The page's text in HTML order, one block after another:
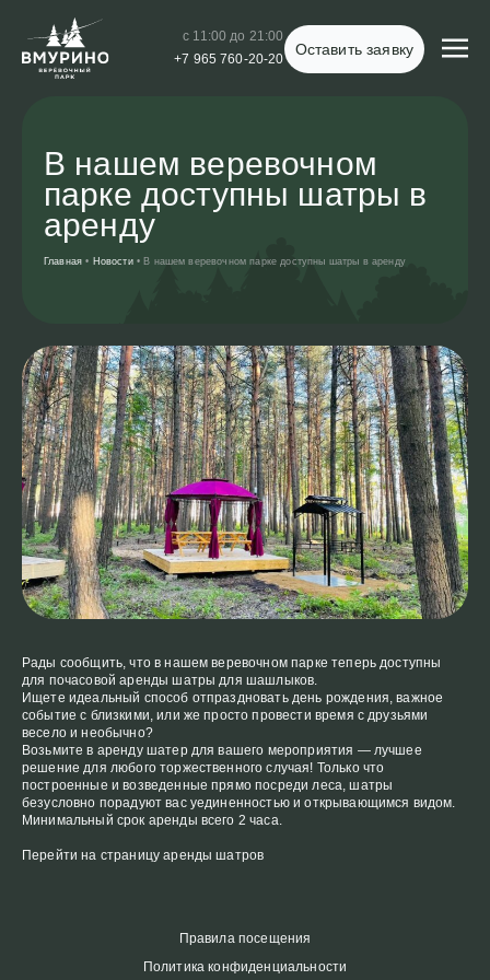
с 11:00 до 21:00
+7 965 760-20-20
Оставить заявку
В нашем веревочном
парке доступны шатры в
аренду
Главная • Новости• В нашем веревочном парке доступны шатры в аренду
Рады сообщить, что в нашем веревочном парке теперь доступны
для почасовой аренды шатры для шашлыков.
Ищете идеальный способ отпраздновать день рождения, важное
событие с близкими, или же просто провести время с друзьями
весело и необычно?
Возьмите в аренду шатер для вашего мероприятия — лучшее
решение для любого торжественного случая! Только что
построенные и возведенные прямо посреди леса, шатры
безусловно порадуют вас уединенностью и открывающимся видом.
Минимальный срок аренды всего 2 часа.
Перейти на страницу аренды шатров
Правила посещения
Политика конфиденциальности